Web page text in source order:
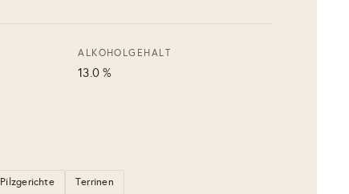
ALKOHOLGEHALT
13.0 %
Pilzgerichte Terrinen